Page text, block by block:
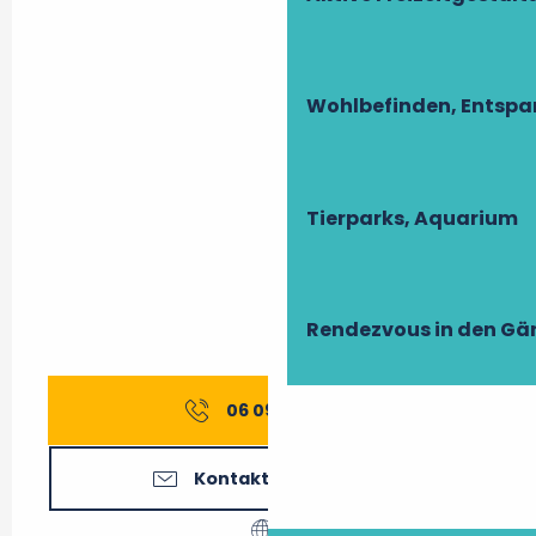
Wohlbefinden,
Tierparks, Aquarium
Rendezvous in den
06 09 52 71
Kontaktieren Sie uns